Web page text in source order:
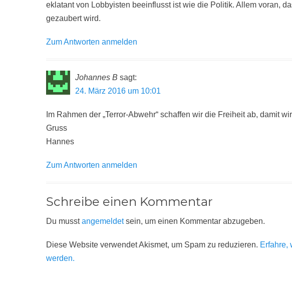
eklatant von Lobbyisten beeinflusst ist wie die Politik. Allem voran,
gezaubert wird.
Zum Antworten anmelden
Johannes B sagt:
24. März 2016 um 10:01
Im Rahmen der „Terror-Abwehr“ schaffen wir die Freiheit ab, damit
Gruss
Hannes
Zum Antworten anmelden
Schreibe einen Kommentar
Du musstangemeldetsein, um einen Kommentar abzugeben.
Diese Website verwendet Akismet, um Spam zu reduzieren. Erfahre,
werden.